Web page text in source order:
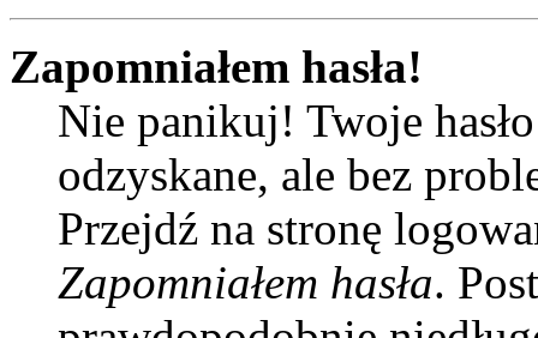
Zapomniałem hasła!
Nie panikuj! Twoje
odzyskane, ale bez
Przejdź na stronę
Zapomniałem hasła.